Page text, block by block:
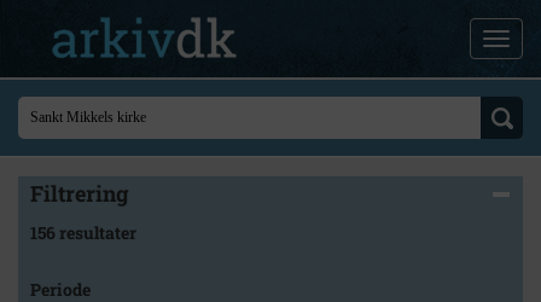
Filtrering
156 resultater
Periode